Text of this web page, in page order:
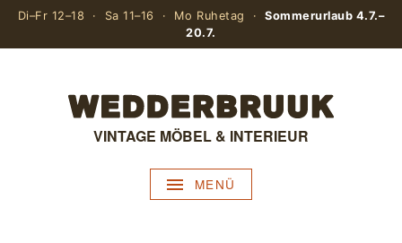
Di–Fr 12–18 · Sa 11–16 · Mo Ruhetag ·Sommerurlaub 4.7.–
20.7.
VINTAGE MÖBEL & INTERIEUR
MENÜ